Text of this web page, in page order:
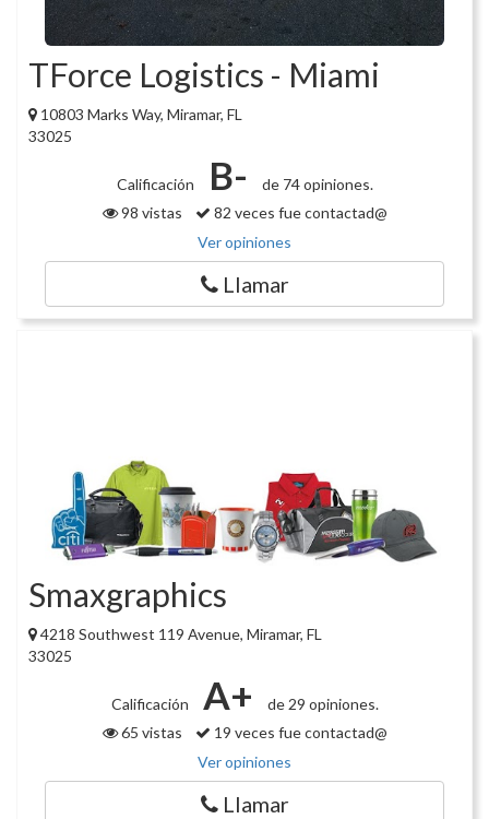
TForce Logistics - Miami
10803 Marks Way, Miramar, FL
33025
Calificación B-
de 74 opiniones.
98 vistas
82 veces fue contactad@
Ver opiniones
Llamar
Smaxgraphics
4218 Southwest 119 Avenue, Miramar, FL
33025
Calificación A+
de 29 opiniones.
65 vistas
19 veces fue contactad@
Ver opiniones
Llamar